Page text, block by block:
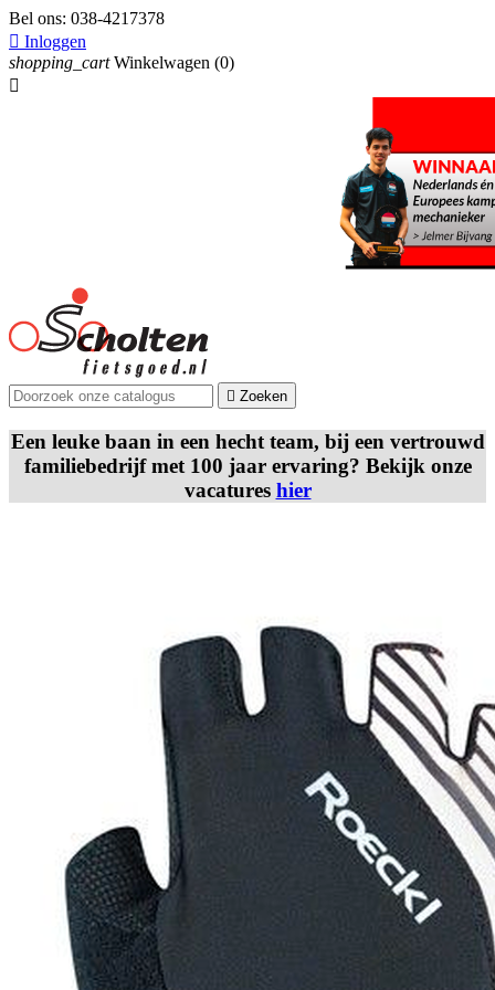
Bel ons: 038-4217378
 Inloggen
shopping_cart Winkelwagen (0)

 Zoeken
Een leuke baan in een hecht team, bij een vertrouwd
familiebedrijf met 100 jaar ervaring? Bekijk onze
vacatures hier